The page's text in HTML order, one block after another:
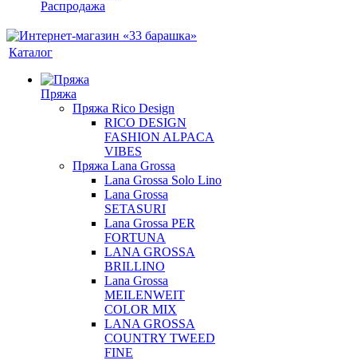
Распродажа
Каталог
Пряжа
Пряжа Rico Design
RICO DESIGN
FASHION ALPACA
VIBES
Пряжа Lana Grossa
Lana Grossa Solo Lino
Lana Grossa
SETASURI
Lana Grossa PER
FORTUNA
LANA GROSSA
BRILLINO
Lana Grossa
MEILENWEIT
COLOR MIX
LANA GROSSA
COUNTRY TWEED
FINE